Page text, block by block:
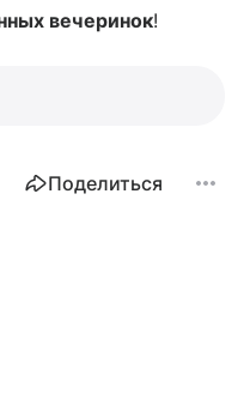
вечеринок!
Поделиться